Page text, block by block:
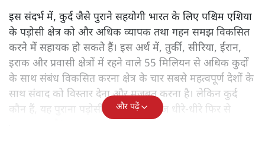
इस संदर्भ में, कुर्द जैसे पुराने सहयोगी भारत के लिए पश्चिम एशिया
के पड़ोसी क्षेत्र को और अधिक व्यापक तथा गहन समझ विकसित
करने में सहायक हो सकते हैं। इस अर्थ में, तुर्की, सीरिया, ईरान,
इराक और प्रवासी क्षेत्रों में रहने वाले 55 मिलियन से अधिक कुर्दों
के साथ संबंध विकसित करना क्षेत्र के चार सबसे महत्वपूर्ण देशों के
साथ संवाद को विस्तार देना और मजबूत करना है। लेकिन कुर्द
कौन हैं, यह पुराना पड़ोसी जिसे भारत आज धीरे-धीरे फिर से
और पढ़ें